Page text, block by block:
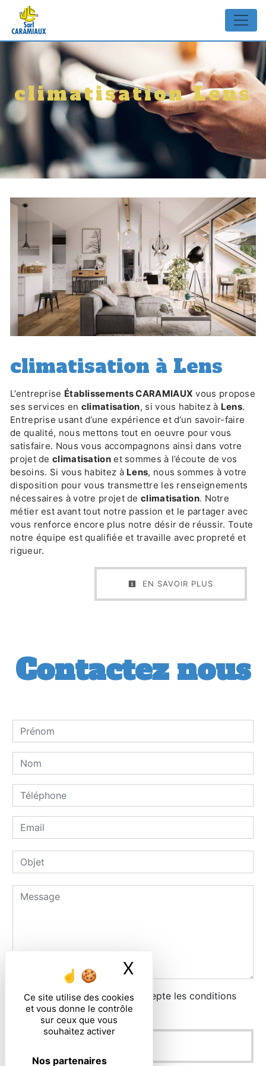
Panneau de gestion des cookies
Ce site utilise des cookies
et vous donne le contrôle
sur ceux que vous
souhaitez activer
Nos partenaires
X
climatisation Lens
climatisation à Lens
L’entreprise Établissements CARAMIAUX vous propose
ses services en climatisation, si vous habitez à Lens.
Entreprise usant d’une expérience et d’un savoir-faire
de qualité, nous mettons tout en oeuvre pour vous
satisfaire. Nous vous accompagnons ainsi dans votre
projet de climatisationet sommes à l’écoute de vos
besoins. Si vous habitez à Lens, nous sommes à votre
disposition pour vous transmettre les renseignements
nécessaires à votre projet declimatisation. Notre
métier est avant tout notre passion et le partager avec
vous renforce encore plus notre désir de réussir. Toute
notre équipe est qualifiée et travaille avec propreté et
rigueur.
EN SAVOIR PLUS
Contactez nous
En cochant cette case, j'accepte les conditions
particulières ci-dessous **